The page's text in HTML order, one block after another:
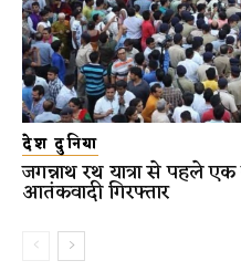
देश दुनिया
जगन्नाथ रथ यात्रा से पहले
आतंकवादी गिरफ्तार